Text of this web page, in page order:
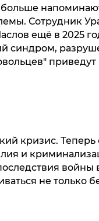
Сотрудник
ещё в 2025
синдром,
приведут
кризис. Теперь
и
войны
не только